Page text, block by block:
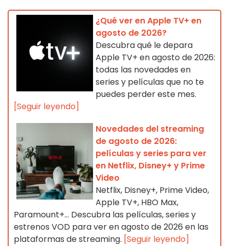
¿Qué ver en Apple TV+ en
agosto de 2026?
Descubra qué le depara
Apple TV+ en agosto de 2026:
todas las novedades en
series y películas que no te
puedes perder este mes.
[Seguir leyendo]
Novedades del streaming
de agosto de 2026:
películas y series para ver
en Netflix, Disney+ y Prime
Video
Netflix, Disney+, Prime Video,
Apple TV+, HBO Max,
Paramount+… Descubra las películas, series y
estrenos VOD para ver en agosto de 2026 en las
plataformas de streaming. [Seguir leyendo]